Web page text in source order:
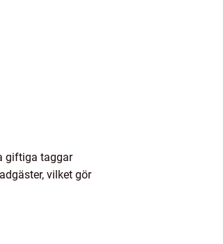
giftiga taggar
vilket gör